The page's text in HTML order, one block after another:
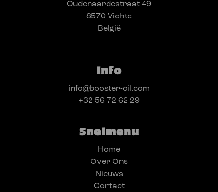
Oudenaardestraat 49
8570 Vichte
België
Info
info@booster-oil.com
+32 56 72 62 29
Snelmenu
Home
Over Ons
Nieuws
Contact